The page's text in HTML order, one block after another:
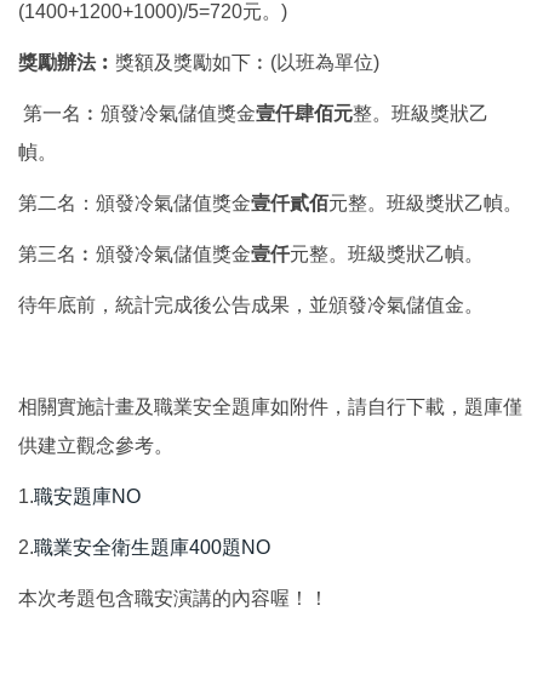
(1400+1200+1000)/5=720元。)
獎勵辦法︰ 獎額及獎勵如下︰(以班為單位)
第一名︰頒發冷氣儲值獎金壹仟肆佰元整。班級獎狀乙
幀。
第二名：頒發冷氣儲值獎金壹仟貳佰元整。班級獎狀乙幀。
第三名︰頒發冷氣儲值獎金壹仟元整。班級獎狀乙幀。
待年底前，統計完成後公告成果，並頒發冷氣儲值金。
相關實施計畫及職業安全題庫如附件，請自行下載，題庫僅
供建立觀念參考。
1.職安題庫NO
2.職業安全衛生題庫400題NO
本次考題包含職安演講的內容喔！！